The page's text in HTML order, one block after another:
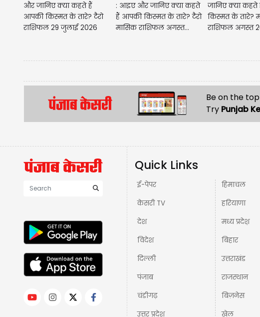
और जानिए क्या कहते हैं
आपकी किस्मत के तारे? टैरो
राशिफल 29 जुलाई 2026
: आइए और जानिए क्या कहते
हैं आपकी किस्मत के तारे? टैरो
मासिक राशिफल अगस्त...
जानिए क्या
किस्मत के तारे?
राशिफल अगस्त
Be on the
Try Punjab
Quick Links
ई-पेपर
केसरी TV
देश
विदेश
दिल्ली
पंजाब
चंडीगढ़
उत्तर प्रदेश
हिमाचल
हरियाणा
मध्य प्रदेश़
बिहार
उत्तराखंड
राजस्थान
बिज़नेस
खेल